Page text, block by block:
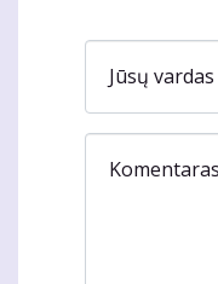
Jūsų vardas
Komentaras